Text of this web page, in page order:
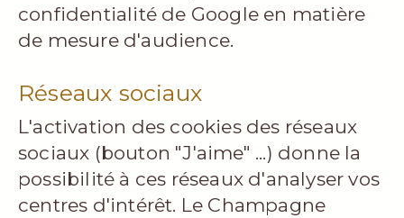
confidentialité de Google en matière
de mesure d'audience.
Réseaux sociaux
L'activation des cookies des réseaux
sociaux (bouton "J'aime" ...) donne la
possibilité à ces réseaux d'analyser vos
centres d'intérêt. Le Champagne